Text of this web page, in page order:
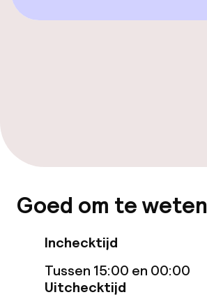
Tuin
Terras
Zonneterras
Goed om te weten
Inchecktijd
Tussen 15:00 en 00:00
Uitchecktijd